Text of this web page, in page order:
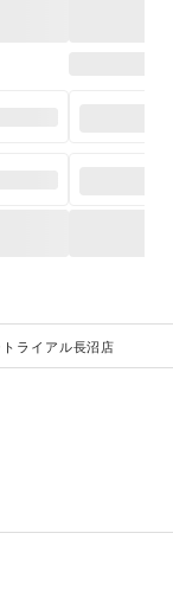
ライアル長沼店